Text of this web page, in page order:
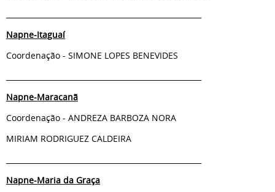
Napne-Itaguaí
Coordenação - SIMONE LOPES BENEVIDES
Napne-Maracanã
Coordenação - ANDREZA BARBOZA NORA
MIRIAM RODRIGUEZ CALDEIRA
Napne-Maria da Graça